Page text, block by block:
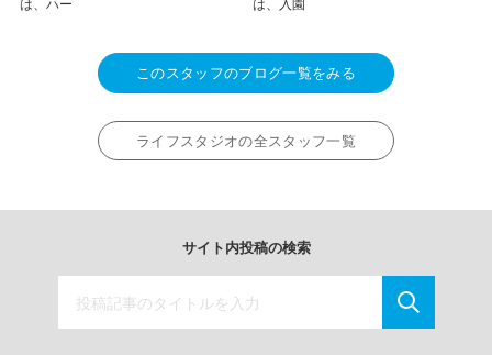
は、ハー
は、入園
このスタッフのブログ一覧をみる
ライフスタジオの全スタッフ一覧
サイト内投稿の検索